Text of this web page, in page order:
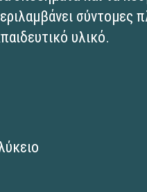
σύντομες
υλικό.